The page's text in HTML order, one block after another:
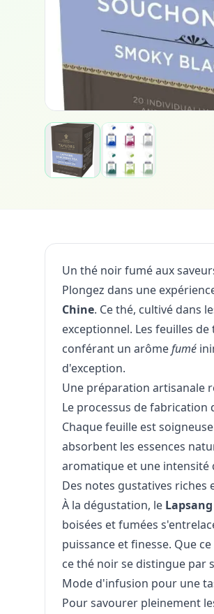
Un thé noir fumé aux
Plongez dans une
Chine. Ce thé, cultivé dans
exceptionnel. Les feuilles
conférant un arômefumé
d'exception.
Une préparation artisanale
Le processus de fabrication
Chaque feuille est
absorbent les essences
aromatique et une
Des notes gustatives riches
À la dégustation, le
boisées et fumées
puissance et finesse. Que
ce thé noir se distingue par
Mode d'infusion pour une
Pour savourer pleinement